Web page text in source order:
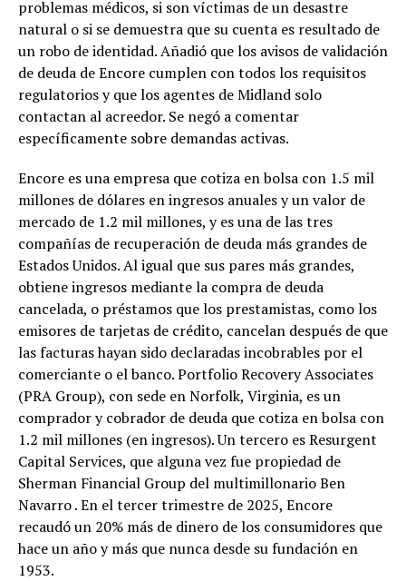
problemas médicos, si son víctimas de un desastre
natural o si se demuestra que su cuenta es resultado de
un robo de identidad. Añadió que los avisos de validación
de deuda de Encore cumplen con todos los requisitos
regulatorios y que los agentes de Midland solo
contactan al acreedor. Se negó a comentar
específicamente sobre demandas activas.
Encore es una empresa que cotiza en bolsa con 1.5 mil
millones de dólares en ingresos anuales y un valor de
mercado de 1.2 mil millones, y es una de las tres
compañías de recuperación de deuda más grandes de
Estados Unidos. Al igual que sus pares más grandes,
obtiene ingresos mediante la compra de deuda
cancelada, o préstamos que los prestamistas, como los
emisores de tarjetas de crédito, cancelan después de que
las facturas hayan sido declaradas incobrables por el
comerciante o el banco. Portfolio Recovery Associates
(PRA Group), con sede en Norfolk, Virginia, es un
comprador y cobrador de deuda que cotiza en bolsa con
1.2 mil millones (en ingresos). Un tercero es Resurgent
Capital Services, que alguna vez fue propiedad de
Sherman Financial Group del multimillonario Ben
Navarro . En el tercer trimestre de 2025, Encore
recaudó un 20% más de dinero de los consumidores que
hace un año y más que nunca desde su fundación en
1953.